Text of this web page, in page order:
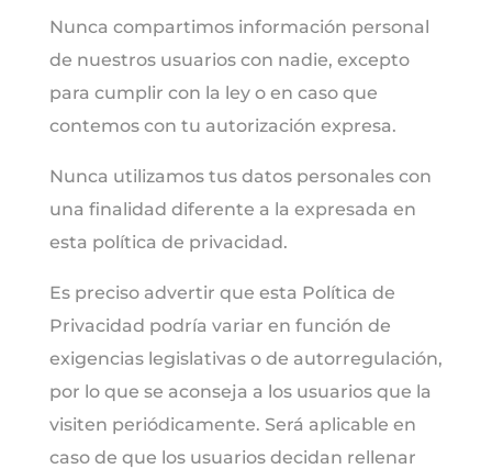
Nunca compartimos información personal
de nuestros usuarios con nadie, excepto
para cumplir con la ley o en caso que
contemos con tu autorización expresa.
Nunca utilizamos tus datos personales con
una finalidad diferente a la expresada en
esta política de privacidad.
Es preciso advertir que esta Política de
Privacidad podría variar en función de
exigencias legislativas o de autorregulación,
por lo que se aconseja a los usuarios que la
visiten periódicamente. Será aplicable en
caso de que los usuarios decidan rellenar